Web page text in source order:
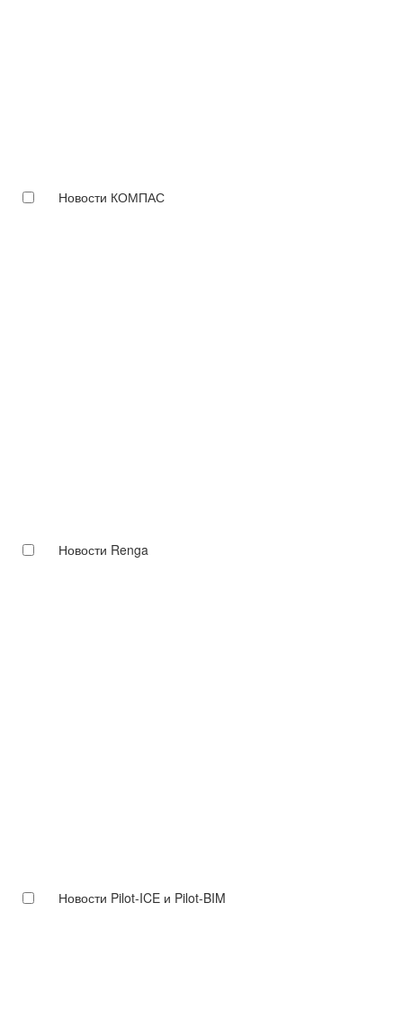
Новости КОМПАС
Новости Renga
Новости Pilot-ICE и Pilot-BIM